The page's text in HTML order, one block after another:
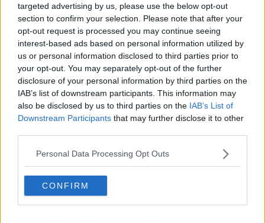
targeted advertising by us, please use the below opt-out
section to confirm your selection. Please note that after your
opt-out request is processed you may continue seeing
interest-based ads based on personal information utilized by
us or personal information disclosed to third parties prior to
your opt-out. You may separately opt-out of the further
disclosure of your personal information by third parties on the
IAB’s list of downstream participants. This information may
also be disclosed by us to third parties on the IAB’s List of
Downstream Participants that may further disclose it to other
Personal Data Processing Opt Outs
CONFIRM
SPORT
Incoronati a Pergine i nuovi campioni
trentini del cross country Esordienti e
Allievi
La manifestazione quest'anno è stata intitolata anche al
ricordo di Paolo Alverà, per lunghi anni anima e
presidente della sezione mountain bike della Polisportiva
15 AGOSTO 2025